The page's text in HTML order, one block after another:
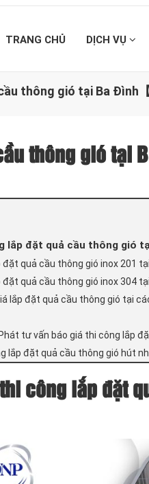
TRANG CHỦ DỊCH VỤ
thông gió tại Ba Đình【
thông gió tại
lắp đặt quả cầu thông gió
đặt quả cầu thông gió inox 201
đặt quả cầu thông gió inox 304
lắp đặt quả cầu thông gió tại
tư vấn báo giá thi công lắp
lắp đặt quả cầu thông gió hút
công lắp đặt